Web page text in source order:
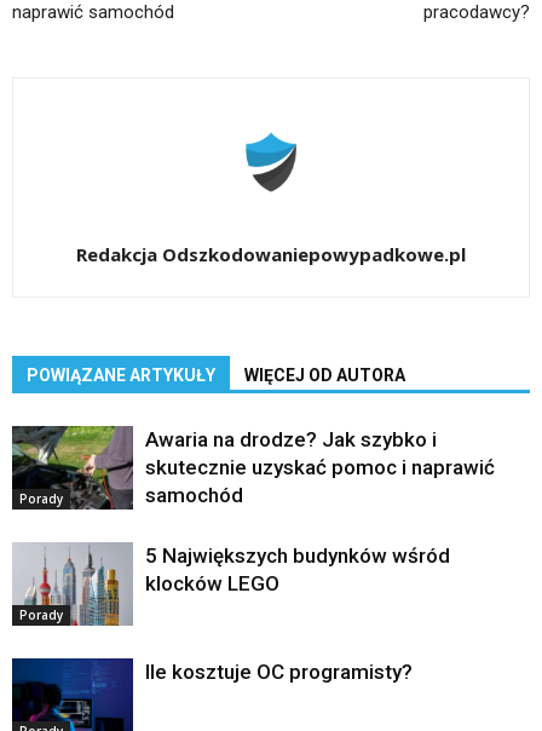
naprawić samochód pracodawcy?
Redakcja Odszkodowaniepowypadkowe.pl
POWIĄZANE ARTYKUŁY WIĘCEJ OD AUTORA
Porady
Awaria na drodze? Jak szybko i
skutecznie uzyskać pomoc i naprawić
samochód
Porady
5 Największych budynków wśród
klocków LEGO
Ile kosztuje OC programisty?